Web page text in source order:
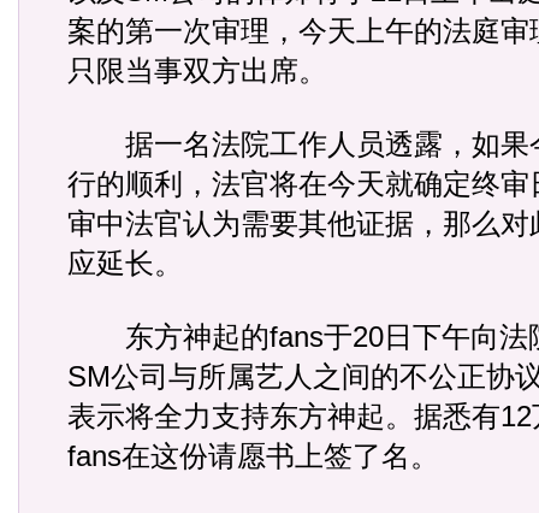
案的第一次审理，今天上午的法庭
只限当事双方出席。
据一名法院工作人员透露，如果
行的顺利，法官将在今天就确定终
审中法官认为需要其他证据，那么
应延长。
东方神起的fans于20日下午向法
SM公司与所属艺人之间的不公正协
表示将全力支持东方神起。据悉有
fans在这份请愿书上签了名。